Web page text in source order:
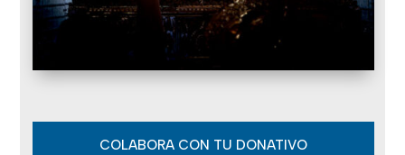
COLABORA CON TU DONATIVO